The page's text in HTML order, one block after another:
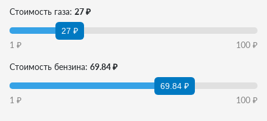
Стоимость газа: 27 ₽
27 ₽
1 ₽ 100 ₽
Стоимость бензина: 69.84 ₽
69.84 ₽
1 ₽ 100 ₽